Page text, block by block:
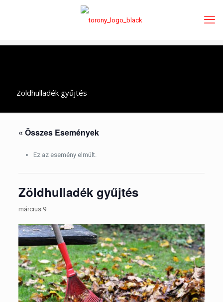
Zöldhulladék gyűjtés
« Összes Események
Ez az esemény elmúlt.
Zöldhulladék gyűjtés
március 9